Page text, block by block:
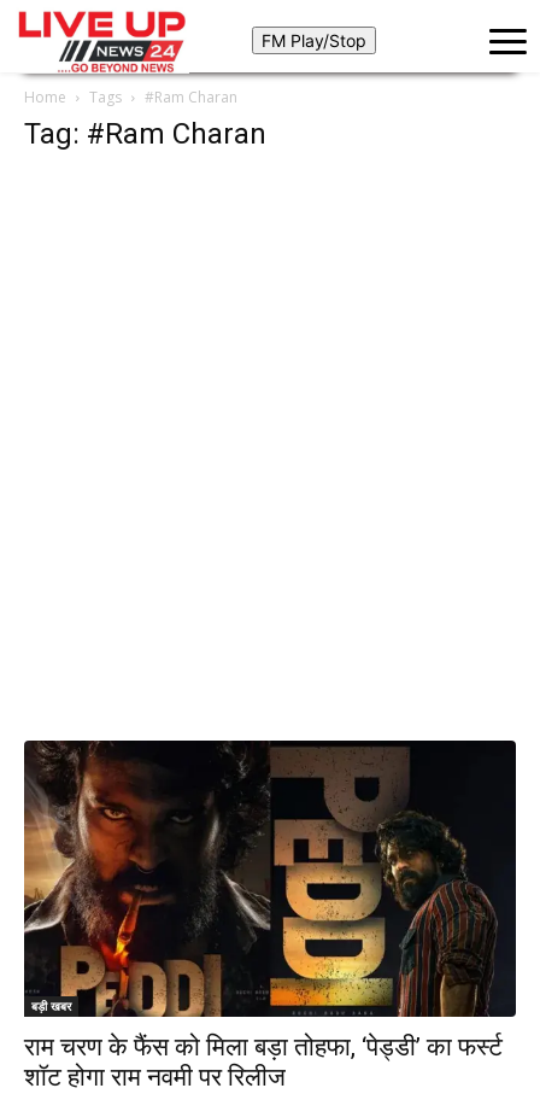
Home Tags #Ram Charan
Tag: #Ram Charan
बड़ी खबर
राम चरण के फैंस को मिला बड़ा तोहफा, ‘पेड्डी’ का फर्स्ट
शॉट होगा राम नवमी पर रिलीज